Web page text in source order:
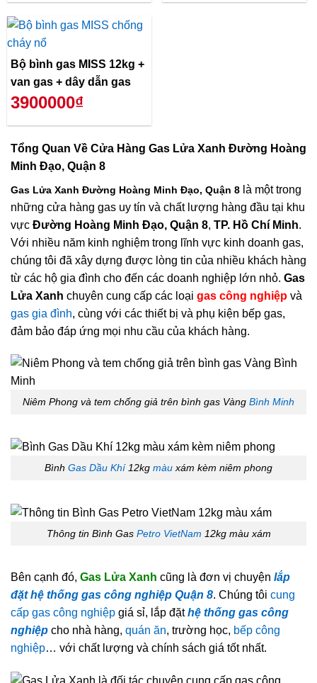
Bộ bình gas MISS 12kg +
van gas + dây dẫn gas
3900000₫
Tổng Quan Về Cửa Hàng Gas Lửa Xanh Đường Hoàng
Minh Đạo, Quận 8
Gas Lửa Xanh Đường Hoàng Minh Đạo, Quận 8 là một trong
những cửa hàng gas uy tín và chất lượng hàng đầu tại khu
vực Đường Hoàng Minh Đạo, Quận 8, TP. Hồ Chí Minh.
Với nhiều năm kinh nghiệm trong lĩnh vực kinh doanh gas,
chúng tôi đã xây dựng được lòng tin của nhiều khách hàng
từ các hộ gia đình cho đến các doanh nghiệp lớn nhỏ. Gas
Lửa Xanh chuyên cung cấp các loại gas công nghiệp và
gas gia đình, cùng với các thiết bị và phụ kiện bếp gas,
đảm bảo đáp ứng mọi nhu cầu của khách hàng.
Niêm Phong và tem chống giả trên bình gas Vàng Bình Minh
Bình Gas Dầu Khí12kg màu xám kèm niêm phong
Thông tin Bình Gas Petro VietNam 12kg màu xám
Bên cạnh đó, Gas Lửa Xanh cũng là đơn vị chuyện lắp
đặt hệ thống gas công nghiệp Quận 8. Chúng tôi cung
cấp gas công nghiệp giá sỉ, lắp đặthệ thống gas công
nghiệp cho nhà hàng, quán ăn, trường học, bếp công
nghiệp… với chất lượng và chính sách giá tốt nhất.